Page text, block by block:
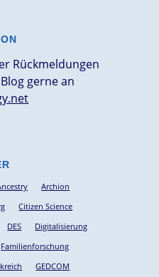
Rückmeldungen
gerne an
Archion
Citizen Science
DES
Digitalisierung
Familienforschung
GEDCOM